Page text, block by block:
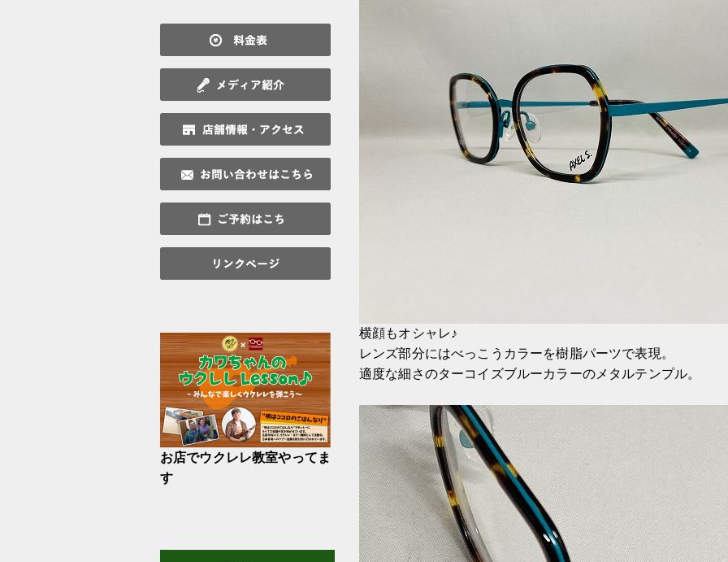
横顔もオシャレ♪
レンズ部分にはべっこうカラーを樹脂パーツで表現。
適度な細さのターコイズブルーカラーのメタルテンプル。
お店でウクレレ教室やってま
す